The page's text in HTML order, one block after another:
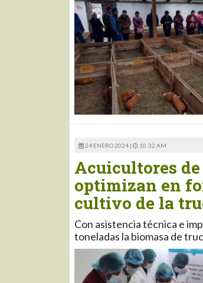
24 ENERO 2024 | 10:32 AM
Acuicultores
optimizan en
cultivo de la
Con asistencia técnica e
toneladas la biomasa de